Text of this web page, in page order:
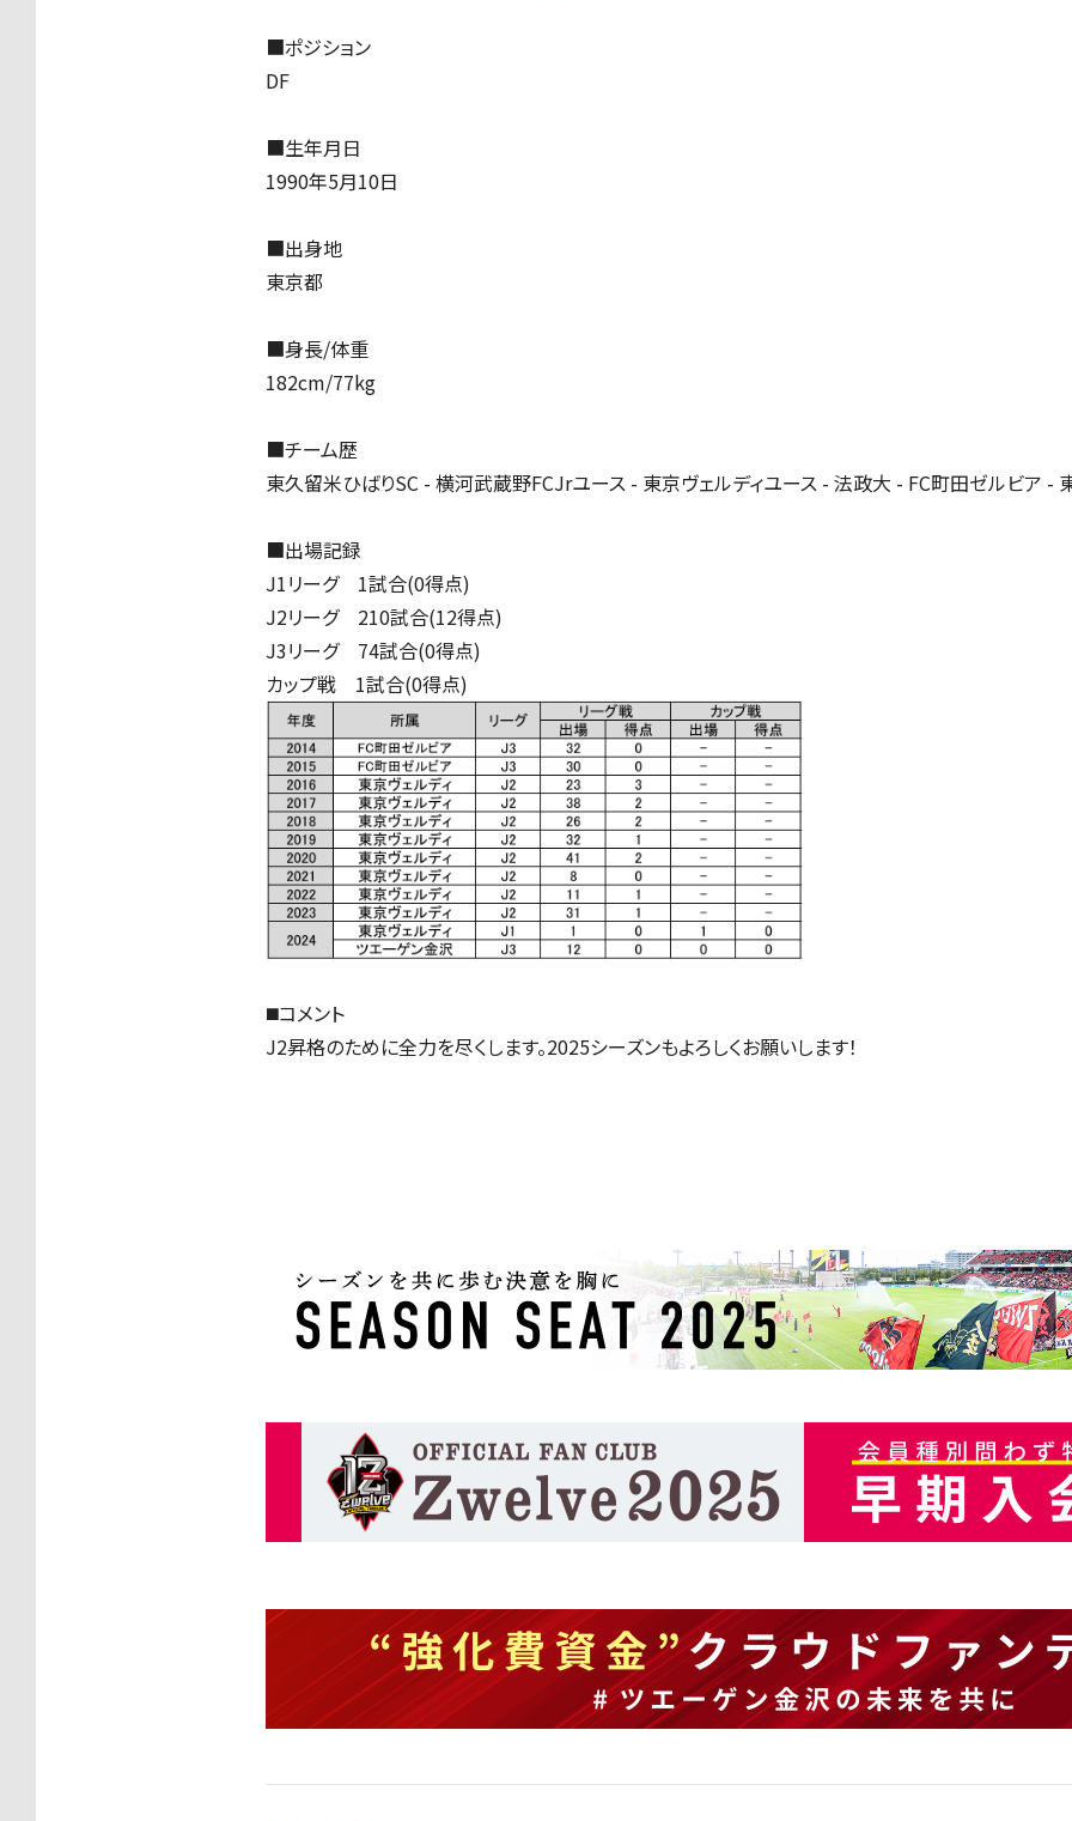
■ポジション
DF
■生年月日
1990年5月10日
■出身地
東京都
■身長/体重
182cm/77kg
■チーム歴
東久留米ひばりSC - 横河武蔵野FCJrユース - 東京ヴェルディユース - 法政大 - FC町田ゼルビア -
■出場記録
J1リーグ 1試合(0得点)
J2リーグ 210試合(12得点)
J3リーグ 74試合(0得点)
カップ戦 1試合(0得点)
◼️コメント
J2昇格のために全力を尽くします。2025シーズンもよろしくお願いします！